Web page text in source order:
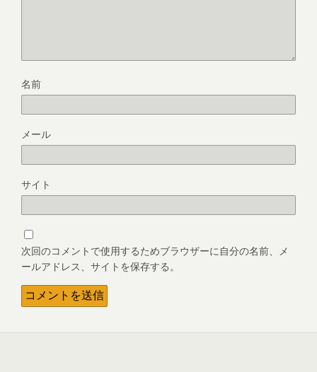
名前
メール
サイト
次回のコメントで使用するためブラウザーに自分の名前、メ
ールアドレス、サイトを保存する。